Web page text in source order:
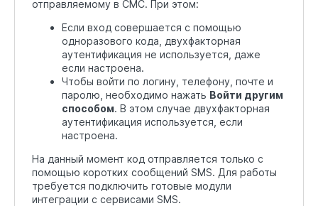
отправляемому в СМС. При этом:
Если вход совершается с помощью
одноразового кода, двухфакторная
аутентификация не используется, даже
если настроена.
Чтобы войти по логину, телефону, почте и
паролю, необходимо нажать Войти другим
способом. В этом случае двухфакторная
аутентификация используется, если
настроена.
На данный момент код отправляется только с
помощью коротких сообщений SMS. Для работы
требуется подключить готовые модули
интеграции с сервисами SMS.